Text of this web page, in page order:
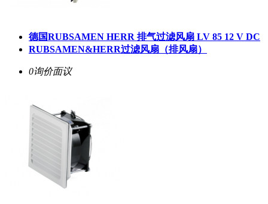
德国RUBSAMEN HERR 排气过滤风扇 LV 85 12 V DC
RUBSAMEN&HERR过滤风扇（排风扇）
0询价面议